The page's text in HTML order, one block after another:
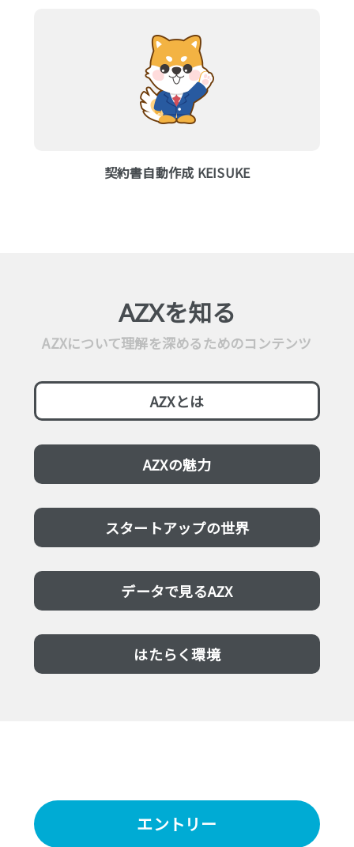
契約書自動作成 KEISUKE
AZXを知る
AZXについて理解を深めるためのコンテンツ
AZXとは
AZXの魅力
スタートアップの世界
データで見るAZX
はたらく環境
エントリー